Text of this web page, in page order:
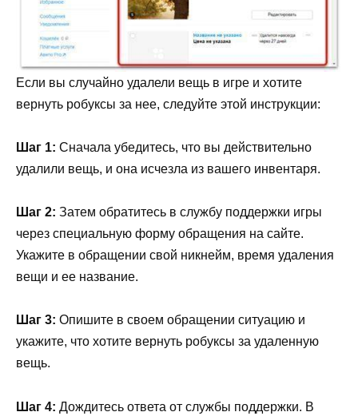
Если вы случайно удалели вещь в игре и хотите
вернуть робуксы за нее, следуйте этой инструкции:
Шаг 1: Сначала убедитесь, что вы действительно
удалили вещь, и она исчезла из вашего инвентаря.
Шаг 2: Затем обратитесь в службу поддержки игры
через специальную форму обращения на сайте.
Укажите в обращении свой никнейм, время удаления
вещи и ее название.
Шаг 3: Опишите в своем обращении ситуацию и
укажите, что хотите вернуть робуксы за удаленную
вещь.
Шаг 4: Дождитесь ответа от службы поддержки. В